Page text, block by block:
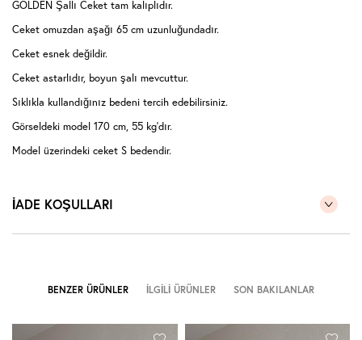
GOLDEN Şallı Ceket tam kalıplıdır.
Ceket omuzdan aşağı 65 cm uzunluğundadır.
Ceket esnek değildir.
Ceket astarlıdır, boyun şalı mevcuttur.
Sıklıkla kullandığınız bedeni tercih edebilirsiniz.
Görseldeki model 170 cm, 55 kg'dır.
Model üzerindeki ceket S bedendir.
İADE KOŞULLARI
BENZER ÜRÜNLER İLGILI ÜRÜNLER SON BAKILANLAR